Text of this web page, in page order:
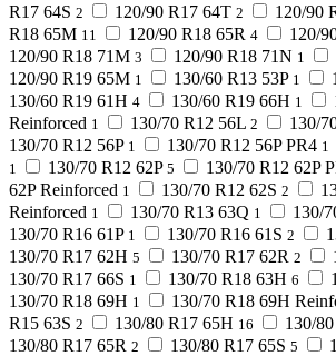
R17 64S 2 120/90 R17 64T 2 120/90
R18 65M 11 120/90 R18 65R 4 120/
120/90 R18 71M 3 120/90 R18 71N 1
120/90 R19 65M 1 130/60 R13 53P 1
130/60 R19 61H 4 130/60 R19 66H 1
Reinforced 1 130/70 R12 56L 2 130/
130/70 R12 56P 1 130/70 R12 56P PR4 1
1 130/70 R12 62P 5 130/70 R12 62P
62P Reinforced 1 130/70 R12 62S 2
Reinforced 1 130/70 R13 63Q 1 130/
130/70 R16 61P 1 130/70 R16 61S 2
130/70 R17 62H 5 130/70 R17 62R 2
130/70 R17 66S 1 130/70 R18 63H 6
130/70 R18 69H 1 130/70 R18 69H
R15 63S 2 130/80 R17 65H 16 130/
130/80 R17 65R 2 130/80 R17 65S 5